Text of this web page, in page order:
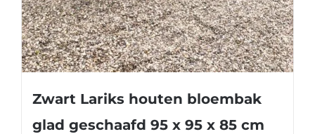
Zwart Lariks houten bloembak
glad geschaafd 95 x 95 x 85 cm